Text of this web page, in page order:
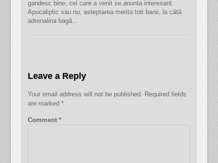
gandesc bine, cel care a venit se anunta interesant.
Apocaliptic sau nu, asteptarea merita toti banii, la câtă
adrenalina bagă…
Leave a Reply
Your email address will not be published. Required fields
are marked*
Comment*